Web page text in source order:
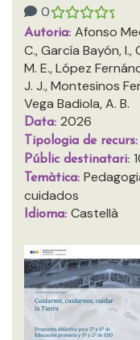
0
Autoria: Afonso
C., García Bayón,
M. E., López
J. J., Montesinos
Vega Badiola, A. B.
Data: 2026
Tipologia de recurs:
Públic destinatari:
Temàtica:
cuidados
Idioma: Castellà